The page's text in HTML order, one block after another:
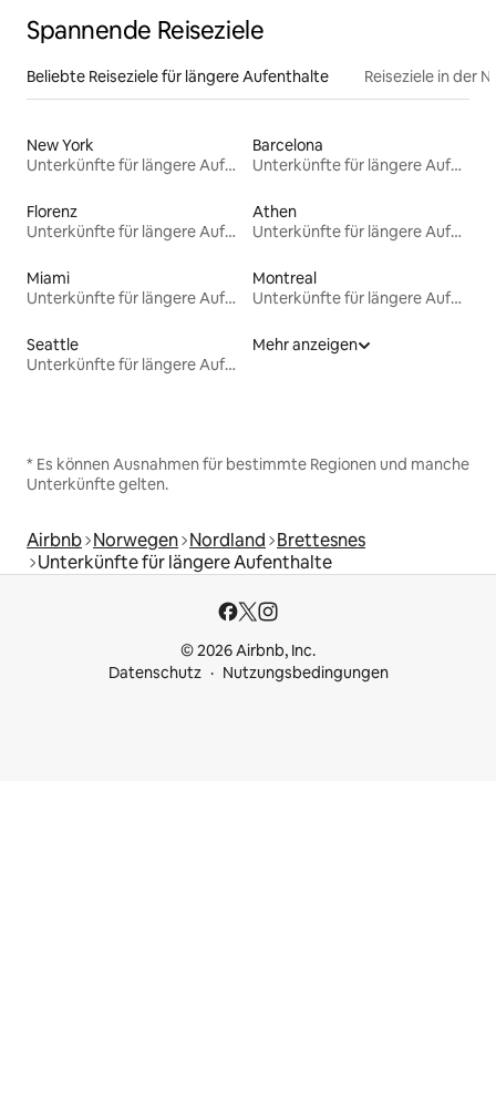
Spannende Reiseziele
Beliebte Reiseziele für längere Aufenthalte Reiseziele in der
New York
Unterkünfte für längere Aufenthalte
Barcelona
Unterkünfte für längere Aufenthalte
Florenz
Unterkünfte für längere Aufenthalte
Athen
Unterkünfte für längere Aufenthalte
Miami
Unterkünfte für längere Aufenthalte
Montreal
Unterkünfte für längere Aufenthalte
Seattle
Unterkünfte für längere Aufenthalte
Mehr anzeigen
* Es können Ausnahmen für bestimmte Regionen und manche
Unterkünfte gelten.
Airbnb Norwegen Nordland Brettesnes
Unterkünfte für längere Aufenthalte
© 2026 Airbnb, Inc.
Datenschutz
Nutzungsbedingungen